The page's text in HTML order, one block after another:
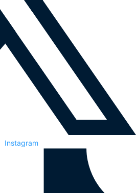
Instagram